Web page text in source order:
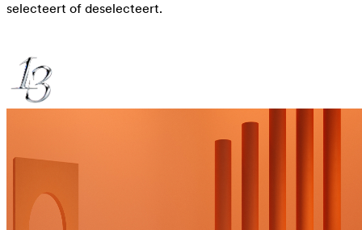
selecteert of deselecteert.